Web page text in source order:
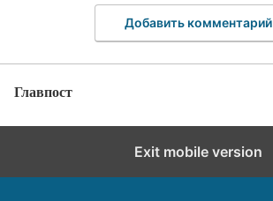
Добавить комментарий
Главпост
Exit mobile version